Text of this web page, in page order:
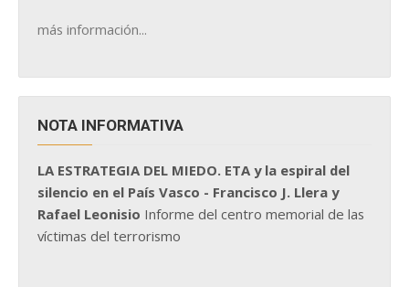
más información...
NOTA INFORMATIVA
LA ESTRATEGIA DEL MIEDO. ETA y la espiral del
silencio en el País Vasco - Francisco J. Llera y
Rafael Leonisio Informe del centro memorial de las
víctimas del terrorismo